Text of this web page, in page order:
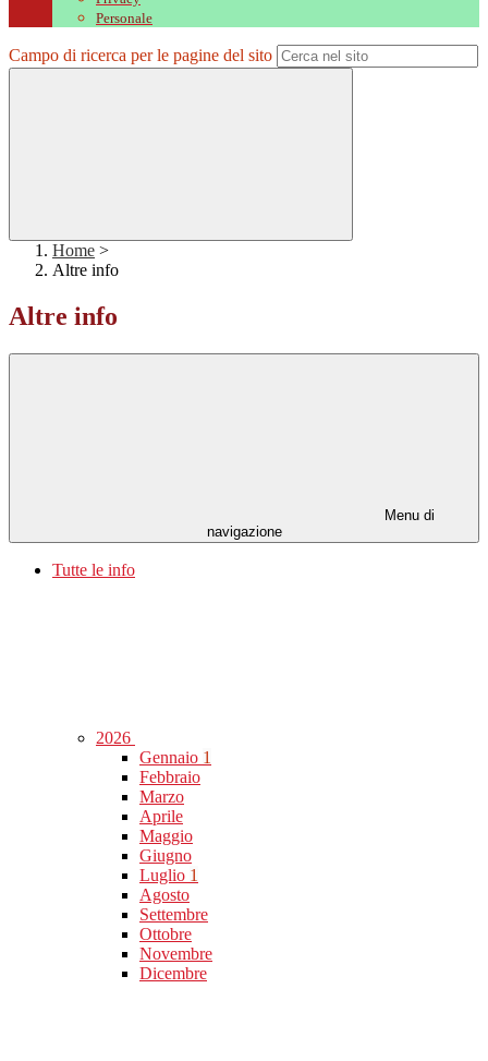
Personale
Campo di ricerca per le pagine del sito
Home >
Altre info
Altre info
Menu di
navigazione
Tutte le info
2026
Gennaio 1
Febbraio
Marzo
Aprile
Maggio
Giugno
Luglio 1
Agosto
Settembre
Ottobre
Novembre
Dicembre